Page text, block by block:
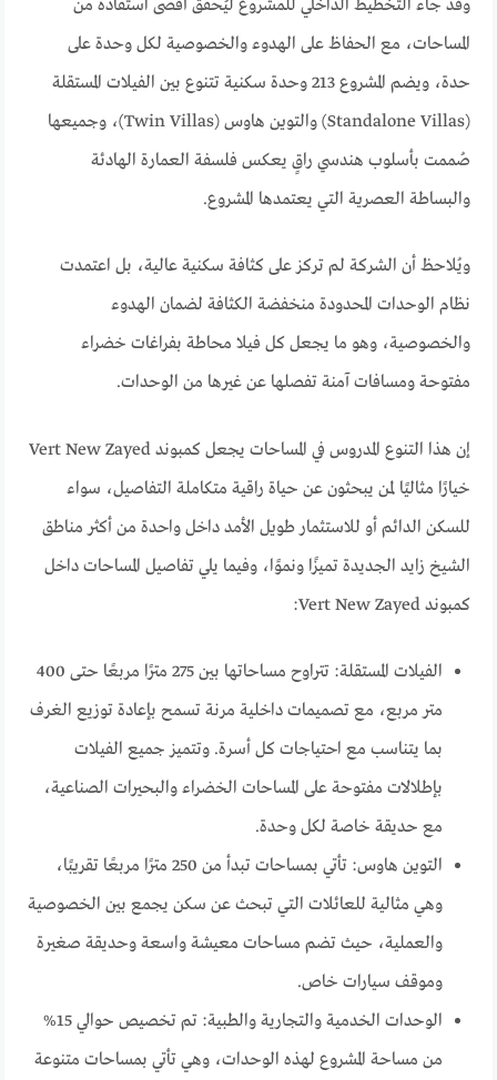
وقد جاء التخطيط الداخلي للمشروع ليُحقق أقصى استفادة من
المساحات، مع الحفاظ على الهدوء والخصوصية لكل وحدة على
حدة، ويضم المشروع 213 وحدة سكنية تتنوع بين الفيلات المستقلة
(Standalone Villas) والتوين هاوس (Twin Villas)، وجميعها
صُممت بأسلوب هندسي راقٍ يعكس فلسفة العمارة الهادئة
والبساطة العصرية التي يعتمدها المشروع.
ويُلاحظ أن الشركة لم تركز على كثافة سكنية عالية، بل اعتمدت
نظام الوحدات المحدودة منخفضة الكثافة لضمان الهدوء
والخصوصية، وهو ما يجعل كل فيلا محاطة بفراغات خضراء
مفتوحة ومسافات آمنة تفصلها عن غيرها من الوحدات.
إن هذا التنوع المدروس في المساحات يجعل كمبوند Vert New Zayed
خيارًا مثاليًا لمن يبحثون عن حياة راقية متكاملة التفاصيل، سواء
للسكن الدائم أو للاستثمار طويل الأمد داخل واحدة من أكثر مناطق
الشيخ زايد الجديدة تميزًا ونموًا، وفيما يلي تفاصيل المساحات داخل
كمبوند Vert New Zayed:
الفيلات المستقلة: تتراوح مساحاتها بين 275 مترًا مربعًا حتى 400
متر مربع، مع تصميمات داخلية مرنة تسمح بإعادة توزيع الغرف
بما يتناسب مع احتياجات كل أسرة. وتتميز جميع الفيلات
بإطلالات مفتوحة على المساحات الخضراء والبحيرات الصناعية،
مع حديقة خاصة لكل وحدة.
التوين هاوس: تأتي بمساحات تبدأ من 250 مترًا مربعًا تقريبًا،
وهي مثالية للعائلات التي تبحث عن سكن يجمع بين الخصوصية
والعملية، حيث تضم مساحات معيشة واسعة وحديقة صغيرة
وموقف سيارات خاص.
الوحدات الخدمية والتجارية والطبية: تم تخصيص حوالي 15%
من مساحة المشروع لهذه الوحدات، وهي تأتي بمساحات متنوعة